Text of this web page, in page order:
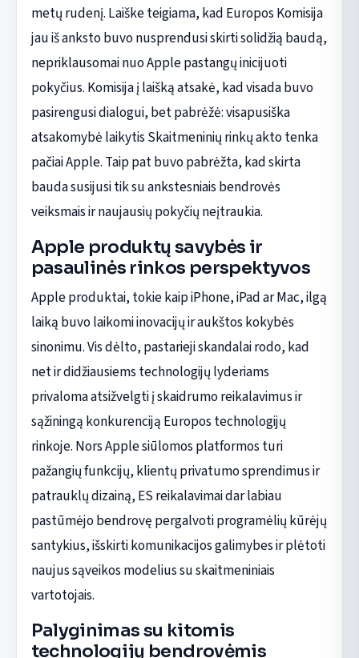
metų rudenį. Laiške teigiama, kad Europos Komisija
jau iš anksto buvo nusprendusi skirti solidžią baudą,
nepriklausomai nuo Apple pastangų inicijuoti
pokyčius. Komisija į laišką atsakė, kad visada buvo
pasirengusi dialogui, bet pabrėžė: visapusiška
atsakomybė laikytis Skaitmeninių rinkų akto tenka
pačiai Apple. Taip pat buvo pabrėžta, kad skirta
bauda susijusi tik su ankstesniais bendrovės
veiksmais ir naujausių pokyčių neįtraukia.
Apple produktų savybės ir
pasaulinės rinkos perspektyvos
Apple produktai, tokie kaip iPhone, iPad ar Mac, ilgą
laiką buvo laikomi inovacijų ir aukštos kokybės
sinonimu. Vis dėlto, pastarieji skandalai rodo, kad
net ir didžiausiems technologijų lyderiams
privaloma atsižvelgti į skaidrumo reikalavimus ir
sąžiningą konkurenciją Europos technologijų
rinkoje. Nors Apple siūlomos platformos turi
pažangių funkcijų, klientų privatumo sprendimus ir
patrauklų dizainą, ES reikalavimai dar labiau
pastūmėjo bendrovę pergalvoti programėlių kūrėjų
santykius, išskirti komunikacijos galimybes ir plėtoti
naujus sąveikos modelius su skaitmeniniais
vartotojais.
Palyginimas su kitomis
technologijų bendrovėmis